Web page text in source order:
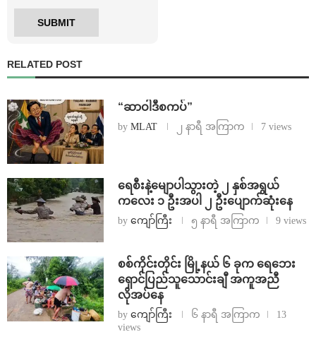
RELATED POST
“ဆာဝါဒီစကပ်”
by MLAT ၂ နာရီ အကြာက 7 views
ရေစီးနဲ့မျောပါသွားတဲ့ ၂ နှစ်အရွယ်
ကလေး ၁ ဦးအပါ ၂ ဦးပျောက်ဆုံးနေ
by ကျော်ကြီး ၅ နာရီ အကြာက 9 views
စစ်ကိုင်းတိုင်း မြို့နယ် ၆ ခုက ရေဘေး
ရှောင်ပြည်သူသောင်းချီ အကူအညီ
လိုအပ်နေ
by ကျော်ကြီး ၆ နာရီ အကြာက
13
views